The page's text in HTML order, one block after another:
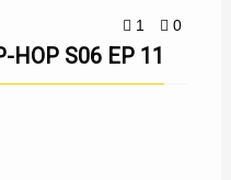
1 0
HOP S06 EP 11